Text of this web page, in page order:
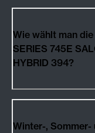
Wie wählt man
SERIES 745E
HYBRID 394?
Winter-, Sommer-